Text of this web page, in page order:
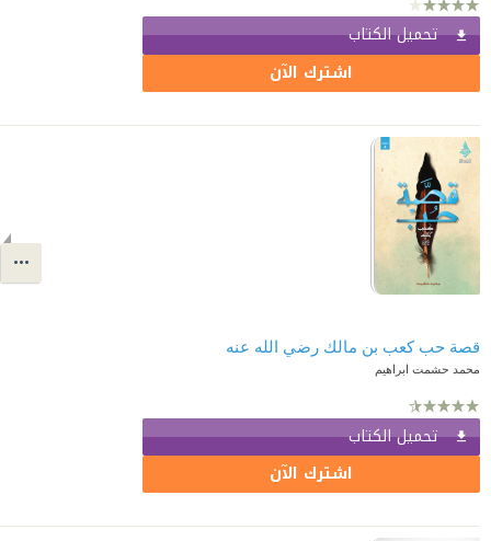
تحميل الكتاب
اشترك الآن
قصة حب كعب بن مالك رضي الله عنه
محمد حشمت ابراهيم
تحميل الكتاب
اشترك الآن